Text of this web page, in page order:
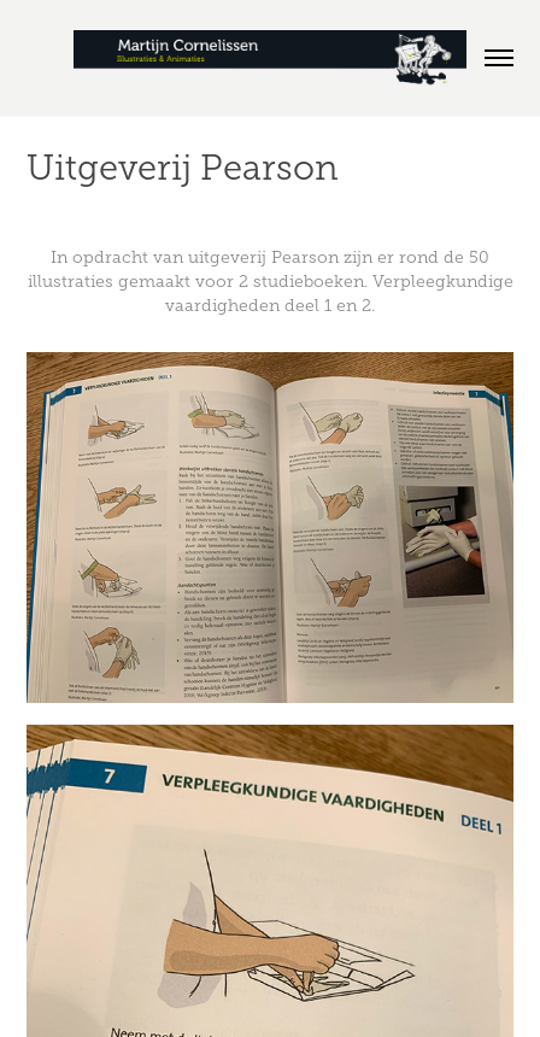
Uitgeverij Pearson
In opdracht van uitgeverij Pearson zijn er rond de 50
illustraties gemaakt voor 2 studieboeken. Verpleegkundige
vaardigheden deel 1 en 2.